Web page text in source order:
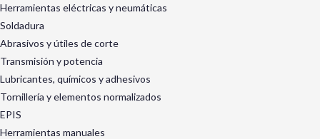
Herramientas eléctricas y neumáticas
Soldadura
Abrasivos y útiles de corte
Transmisión y potencia
Lubricantes, químicos y adhesivos
Tornillería y elementos normalizados
EPIS
Herramientas manuales